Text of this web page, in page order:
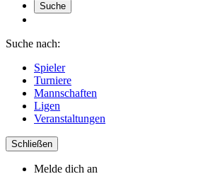
Suche
Suche nach:
Spieler
Turniere
Mannschaften
Ligen
Veranstaltungen
Schließen
Melde dich an